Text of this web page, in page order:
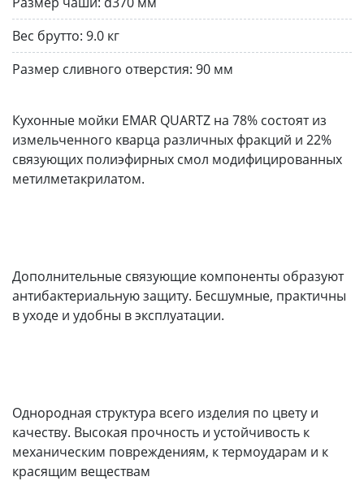
Вес брутто: 9.0 кг
Размер сливного отверстия: 90 мм
Кухонные мойки EMAR QUARTZ на 78% состоят из
измельченного кварца различных фракций и 22%
связующих полиэфирных смол модифицированных
метилметакрилатом.
Дополнительные связующие компоненты образуют
антибактериальную защиту. Бесшумные, практичны
в уходе и удобны в эксплуатации.
Однородная структура всего изделия по цвету и
качеству. Высокая прочность и устойчивость к
механическим повреждениям, к термоударам и к
красящим веществам